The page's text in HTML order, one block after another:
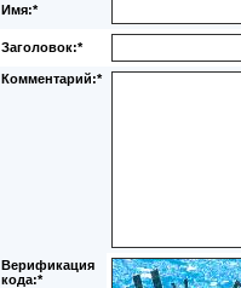
Имя:*
Заголовок:*
Комментарий:*
Верификация
кода:*